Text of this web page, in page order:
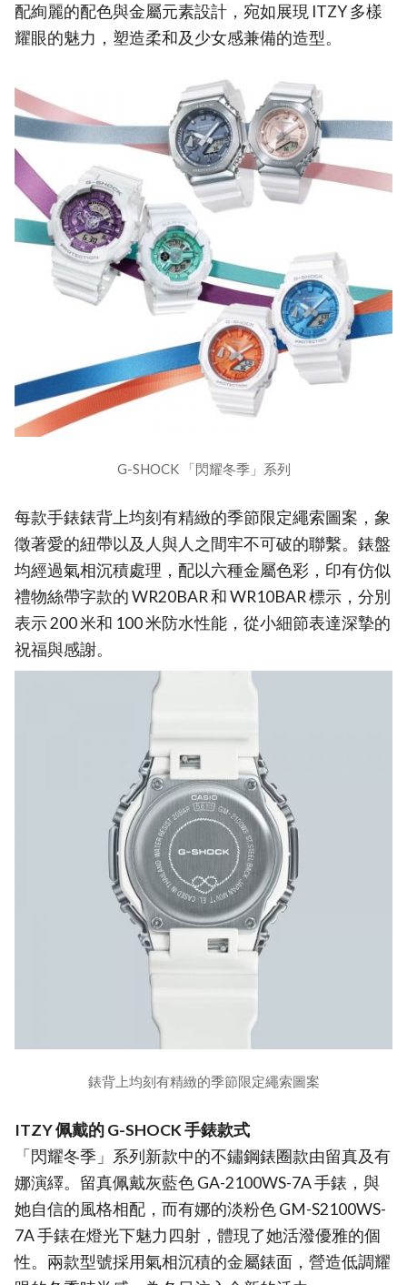
配絢麗的配色與金屬元素設計，宛如展現 ITZY 多樣
耀眼的魅力，塑造柔和及少女感兼備的造型。
G-SHOCK 「閃耀冬季」系列
每款手錶錶背上均刻有精緻的季節限定繩索圖案，象
徵著愛的紐帶以及人與人之間牢不可破的聯繫。錶盤
均經過氣相沉積處理，配以六種金屬色彩，印有仿似
禮物絲帶字款的 WR20BAR 和 WR10BAR 標示，分別
表示 200 米和 100 米防水性能，從小細節表達深摯的
祝福與感謝。
錶背上均刻有精緻的季節限定繩索圖案
ITZY 佩戴的 G-SHOCK 手錶款式
「閃耀冬季」系列新款中的不鏽鋼錶圈款由留真及有
娜演繹。留真佩戴灰藍色 GA-2100WS-7A 手錶，與
她自信的風格相配，而有娜的淡粉色 GM-S2100WS-
7A 手錶在燈光下魅力四射，體現了她活潑優雅的個
性。兩款型號採用氣相沉積的金屬錶面，營造低調耀